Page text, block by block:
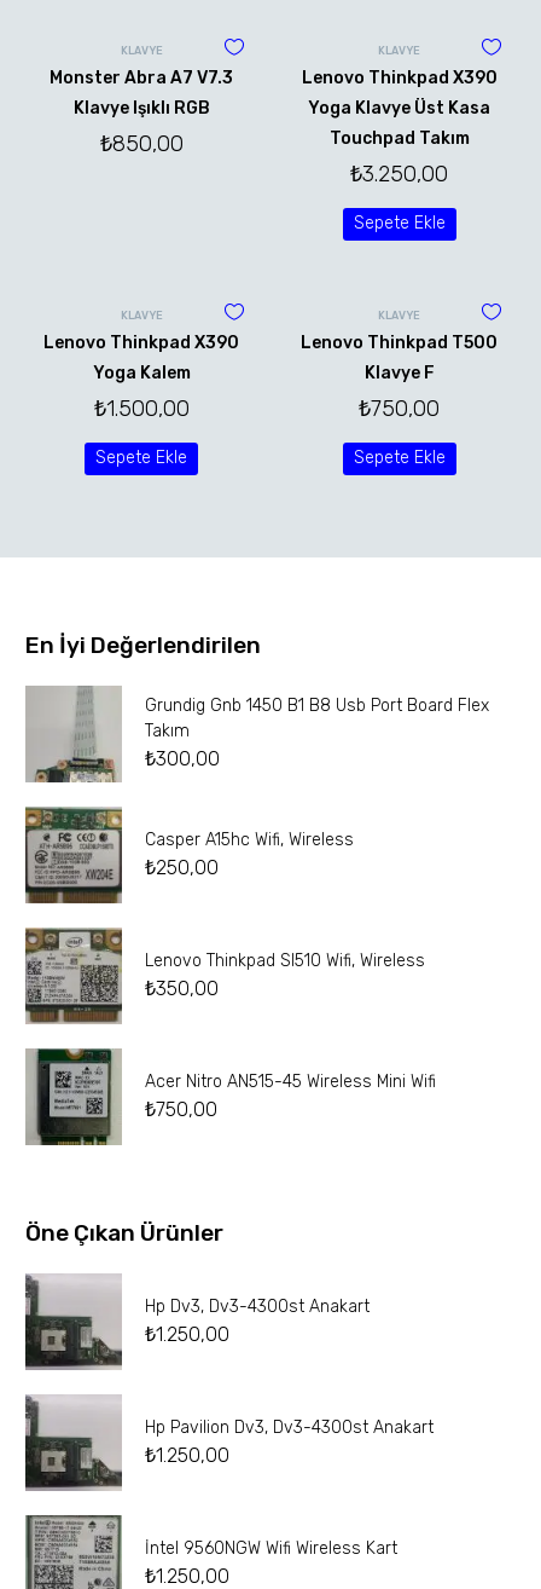
KLAVYE
Monster Abra A7 V7.3
Klavye Işıklı RGB
₺850,00
KLAVYE
Lenovo Thinkpad X390
Yoga Klavye Üst Kasa
Touchpad Takım
₺3.250,00
Sepete Ekle
KLAVYE
Lenovo Thinkpad X390
Yoga Kalem
₺1.500,00
Sepete Ekle
KLAVYE
Lenovo Thinkpad T500
Klavye F
₺750,00
Sepete Ekle
En İyi Değerlendirilen
Grundig Gnb 1450 B1 B8 Usb Port Board Flex
Takım
₺300,00
Casper A15hc Wifi, Wireless
₺250,00
Lenovo Thinkpad Sl510 Wifi, Wireless
₺350,00
Acer Nitro AN515-45 Wireless Mini Wifi
₺750,00
Öne Çıkan Ürünler
Hp Dv3, Dv3-4300st Anakart
₺1.250,00
Hp Pavilion Dv3, Dv3-4300st Anakart
₺1.250,00
İntel 9560NGW Wifi Wireless Kart
₺1.250,00